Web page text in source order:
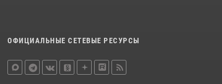
ОФИЦИАЛЬНЫЕ СЕТЕВЫЕ РЕСУРСЫ